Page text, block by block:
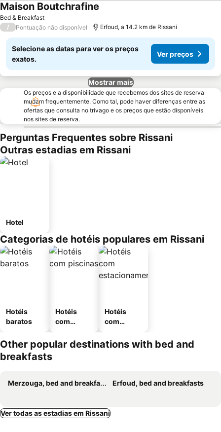
Bed & Breakfast
Maison Boutchrafine
/ Pontuação não disponível Erfoud, a 14.2 km de Rissani
Selecione as datas para ver os preços
exatos.
Ver preços
Mostrar mais
Os preços e a disponibilidade que recebemos dos sites de reserva
mudam frequentemente. Como tal, pode haver diferenças entre as
ofertas que consulta no trivago e os preços que estão disponíveis
nos sites de reserva.
Perguntas Frequentes sobre Rissani
Outras estadias em Rissani
Hotel
Categorias de hotéis populares em Rissani
Hotéis
baratos
Hotéis
com
Hotéis
com
mento
Other popular destinations with bed and
breakfasts
Merzouga, bed and breakfasts Erfoud, bed and breakfasts
Ver todas as estadias em Rissani